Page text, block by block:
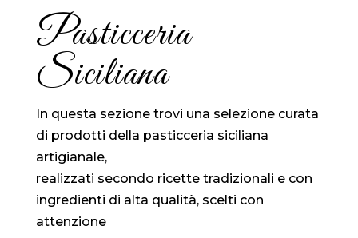
Pasticceria
Siciliana
In questa sezione trovi una selezione curata
di prodotti della pasticceria siciliana
artigianale,
realizzati secondo ricette tradizionali e con
ingredienti di alta qualità, scelti con
attenzione